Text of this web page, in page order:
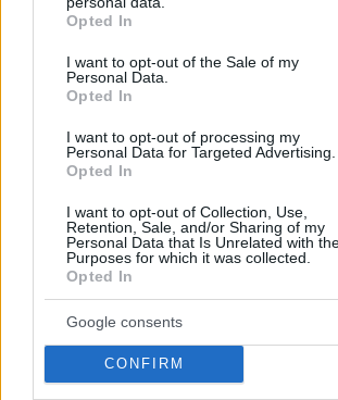
grant or deny consent to Google and its
use your data for below specified purposes
consent section.
Opted In
I want to opt-out of the Sale of my
Personal Data.
Opted In
I want to opt-out of processing my
Personal Data for Targeted Advertising.
Opted In
I want to opt-out of Collection, Use,
Retention, Sale, and/or Sharing of my
Personal Data that Is Unrelated with
Purposes for which it was collected.
Opted In
Google consents
CONFIRM
Απομένουν2500χαρακτήρες